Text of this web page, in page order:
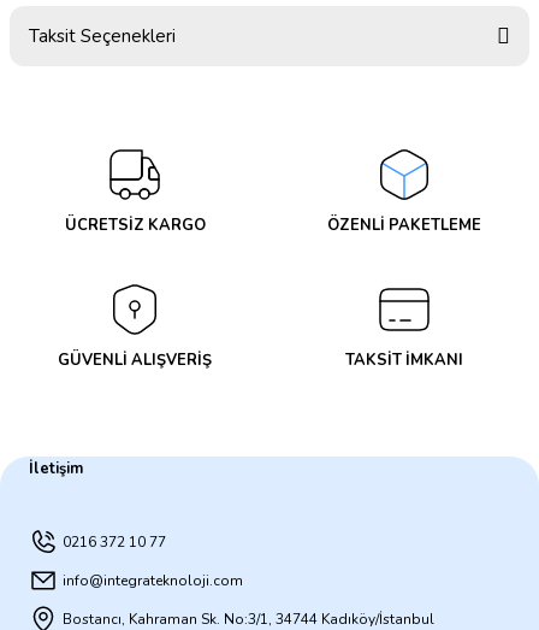
Taksit Seçenekleri
ÜCRETSİZ KARGO ÖZENLİ PAKETLEME
GÜVENLİ ALIŞVERİŞ TAKSİT İMKANI
İletişim
0216 372 10 77
info@integrateknoloji.com
Bostancı, Kahraman Sk. No:3/1, 34744 Kadıköy/İstanbul